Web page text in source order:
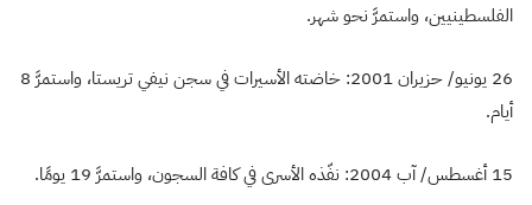
الفلسطينيين، واستمرَّ نحو شهر.
26 يونيو/ حزيران 2001: خاضته الأسيرات في سجن نيفي تريستا، واستمرَّ 8
أيام.
15 أغسطس/ آب 2004: نفّذه الأسرى في كافة السجون، واستمرَّ 19 يومًا.